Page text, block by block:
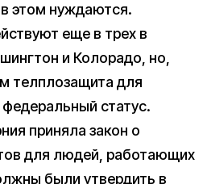
в этом нуждаются.
еще в трех в
и Колорадо, но,
телплозащита для
федеральный статус.
приняла закон о
для людей, работающих
были утвердить в